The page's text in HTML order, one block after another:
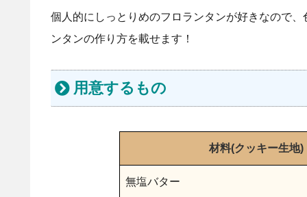
個人的にしっとりめのフロランタンが好きなので
ンタンの作り方を載せます！
用意するもの
材料(クッキー生地)
無塩バター